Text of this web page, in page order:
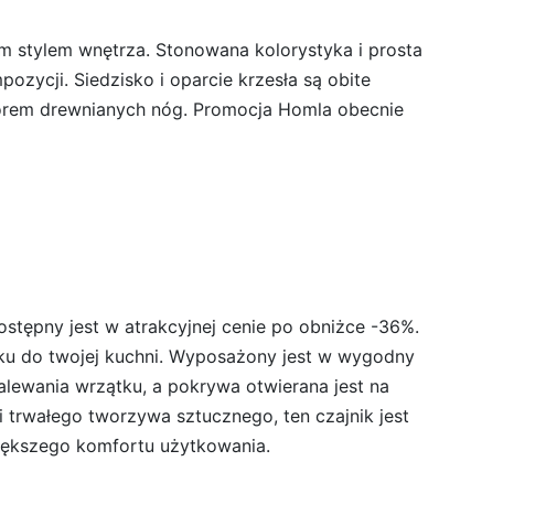
stylem wnętrza. Stonowana kolorystyka i prosta
Siedzisko i oparcie krzesła są obite
drewnianych nóg. Promocja Homla obecnie
jest w atrakcyjnej cenie po obniżce -36%.
do twojej kuchni. Wyposażony jest w wygodny
wrzątku, a pokrywa otwierana jest na
tworzywa sztucznego, ten czajnik jest
komfortu użytkowania.